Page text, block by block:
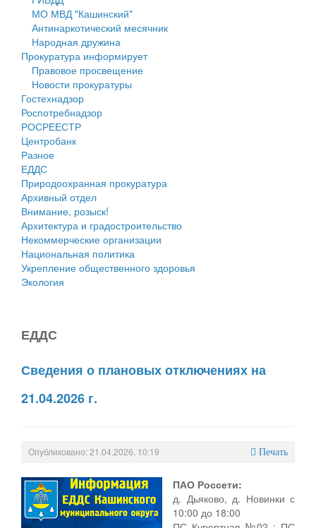
Правила землепользования и застройки
Генеральные планы
Проекты планировки территории
Собрание депутатов
Городское поселение
Сельские поселения
МО МВД "Кашинский"
Антинаркотический месячник
Народная дружина
Прокуратура информирует
Правовое просвещение
Новости прокуратуры
Гостехнадзор
Роспотребнадзор
РОСРЕЕСТР
Центробанк
Разное
ЕДДС
Природоохранная прокуратура
Архивный отдел
Внимание, розыск!
Архитектура и градостроительство
Некоммерческие организации
Национальная политика
Укрепление общественного здоровья
Экология
ЕДДС
Сведения о плановых отключениях на
21.04.2026 г.
Опубликовано: 21.04.2026, 10:19 Печать
ПАО Россети:
д. Дьяково, д. Новинки с
10:00 до 18:00